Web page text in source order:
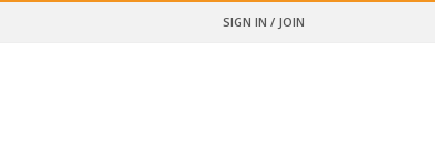
SIGN IN / JOIN